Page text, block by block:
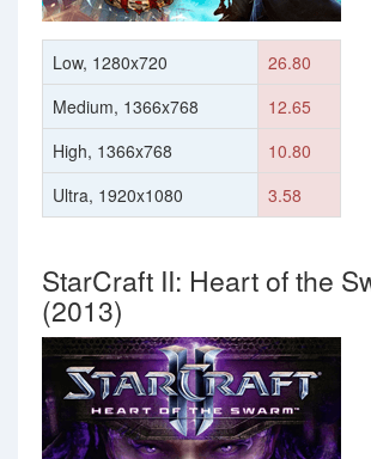
Low, 1280x720
26.80
Medium, 1366x768
12.65
High, 1366x768
10.80
Ultra, 1920x1080
3.58
StarCraft II: Heart of the
(2013)